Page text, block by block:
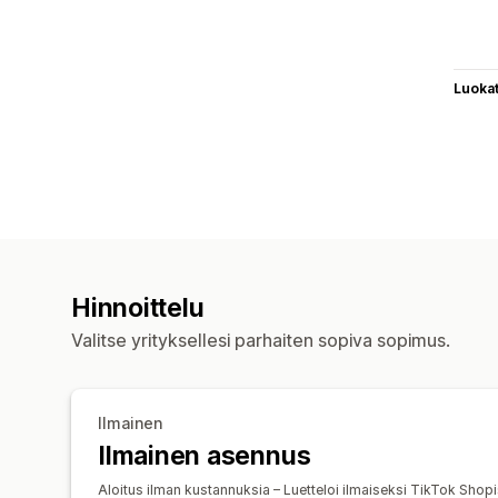
Luokat
Hinnoittelu
Valitse yrityksellesi parhaiten sopiva sopimus.
Ilmainen
Ilmainen asennus
Aloitus ilman kustannuksia – Luetteloi ilmaiseksi TikTok